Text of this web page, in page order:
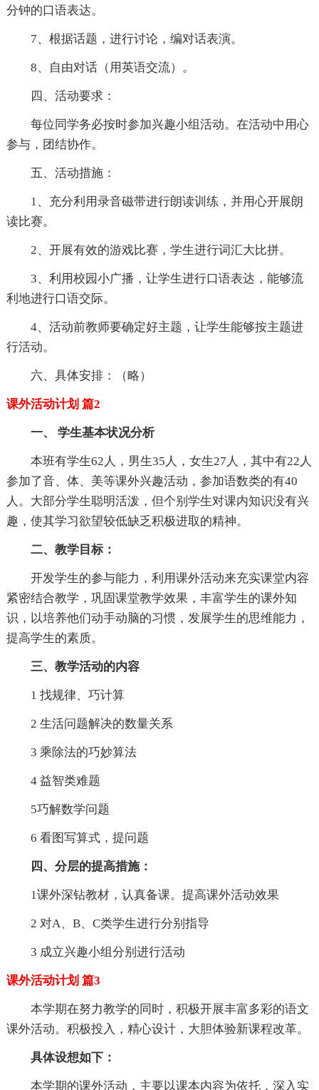
分钟的口语表达。
7、根据话题，进行讨论，编对话表演。
8、自由对话（用英语交流）。
四、活动要求：
每位同学务必按时参加兴趣小组活动。在活动中用心
参与，团结协作。
五、活动措施：
1、充分利用录音磁带进行朗读训练，并用心开展朗
读比赛。
2、开展有效的游戏比赛，学生进行词汇大比拼。
3、利用校园小广播，让学生进行口语表达，能够流
利地进行口语交际。
4、活动前教师要确定好主题，让学生能够按主题进
行活动。
六、具体安排：（略）
课外活动计划 篇2
一、 学生基本状况分析
本班有学生62人，男生35人，女生27人，其中有22人
参加了音、体、美等课外兴趣活动，参加语数类的有40
人。大部分学生聪明活泼，但个别学生对课内知识没有兴
趣，使其学习欲望较低缺乏积极进取的精神。
二、教学目标：
开发学生的参与能力，利用课外活动来充实课堂内容
紧密结合教学，巩固课堂教学效果，丰富学生的课外知
识，以培养他们动手动脑的习惯，发展学生的思维能力，
提高学生的素质。
三、教学活动的内容
1 找规律、巧计算
2 生活问题解决的数量关系
3 乘除法的巧妙算法
4 益智类难题
5巧解数学问题
6 看图写算式，提问题
四、分层的提高措施：
1课外深钻教材，认真备课。提高课外活动效果
2 对A、B、C类学生进行分别指导
3 成立兴趣小组分别进行活动
课外活动计划 篇3
本学期在努力教学的同时，积极开展丰富多彩的语文
课外活动。积极投入，精心设计，大胆体验新课程改革。
具体设想如下：
本学期的课外活动，主要以课本内容为依托，深入实